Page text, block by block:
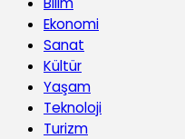
Ekonomi
Sanat
Kültür
Yaşam
Teknoloji
Turizm